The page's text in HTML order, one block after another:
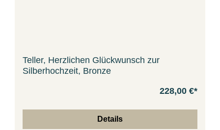
Teller, Herzlichen Glückwunsch zur
Silberhochzeit, Bronze
228,00 €*
Details